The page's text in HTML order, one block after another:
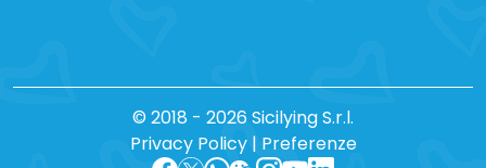
© 2018 - 2026 Sicilying S.r.l.
Privacy Policy| Preferenze